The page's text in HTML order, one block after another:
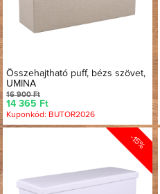
Összehajtható puff, bézs szövet,
UMINA
16 900 Ft
14 365 Ft
Kuponkód: BUTOR2026
-15%